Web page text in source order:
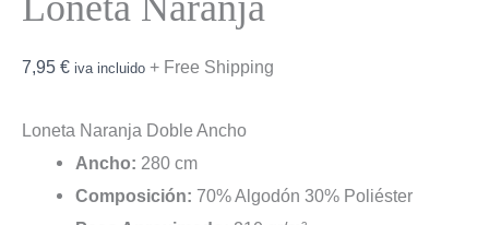
7,95 € iva incluido + Free Shipping
Loneta Naranja Doble Ancho
Ancho: 280 cm
Composición: 70% Algodón 30% Poliéster